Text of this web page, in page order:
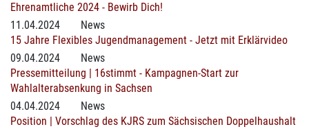
Ehrenamtliche 2024 - Bewirb Dich!
11.04.2024
News
15 Jahre Flexibles Jugendmanagement - Jetzt mit Erklärvideo
09.04.2024
News
Pressemitteilung | 16stimmt - Kampagnen-Start zur
Wahlalterabsenkung in Sachsen
04.04.2024
News
Position | Vorschlag des KJRS zum Sächsischen Doppelhaushalt